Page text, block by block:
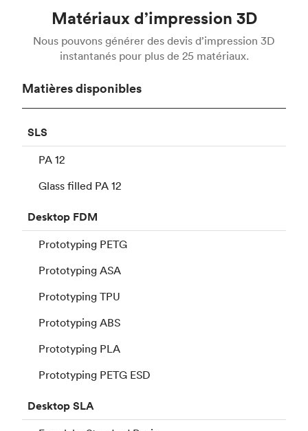
Matériaux d’impression 3D
Nous pouvons générer des devis d’impression 3D
instantanés pour plus de 25 matériaux.
Matières disponibles
SLS
PA 12
Glass filled PA 12
Desktop FDM
Prototyping PETG
Prototyping ASA
Prototyping TPU
Prototyping ABS
Prototyping PLA
Prototyping PETG ESD
DesktopSLA